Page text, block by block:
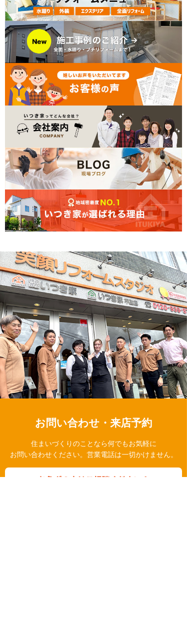
お問い合わせ・来店予約
住まいづくりのことなら何でもお気軽に
お問い合わせください。営業電話は一切かけません。
お急ぎの方はご相談ください！